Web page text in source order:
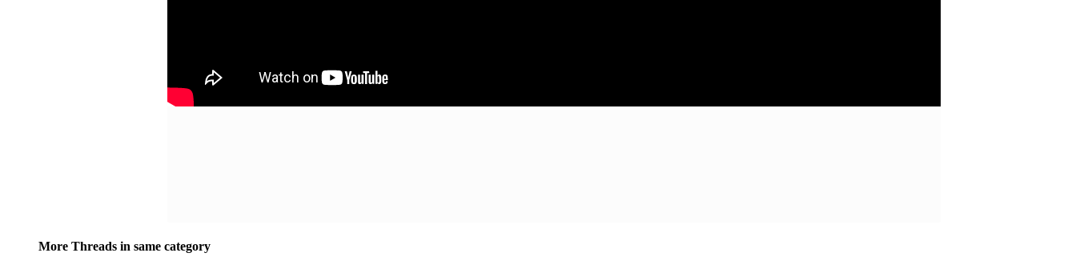
More Threads in same category